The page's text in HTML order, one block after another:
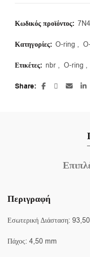
Κωδικός προϊόντος:
Κατηγορίες: O-ring ,
Ετικέτες: nbr , O-ring ,
Share
Περιγραφή
Εσωτερική Διάσταση:
Πάχος: 4,50 mm